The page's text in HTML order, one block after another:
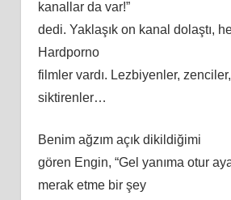
kanallar da var!”
dedi. Yaklaşık on kanal dolaştı,
Hardporno
filmler vardı. Lezbiyenler,
siktirenler…
Benim ağzım açık dikildiğimi
gören Engin, “Gel yanıma otur
merak etme bir şey